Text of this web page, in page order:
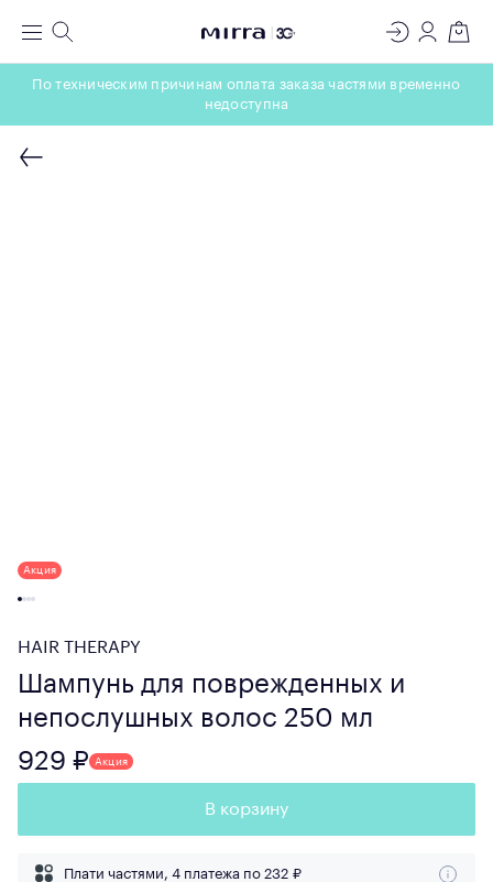
Меню Поиск
ЛАБОРАТОРИЯ
МОЛЕКУЛЯРНОЙ КОСМЕТОЛОГИИ
Регистрация
Вход
По техническим причинам оплата заказа частями временно
недоступна
Акция
HAIR THERAPY
Шампунь для поврежденных и
непослушных волос 250 мл
929 ₽
Акция
В корзину
Плати частями, 4 платежа по 232 ₽